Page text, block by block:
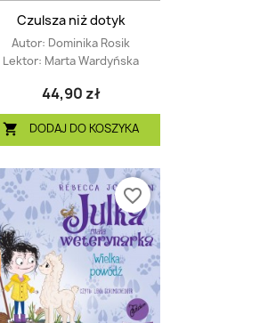
Czulsza niż dotyk
Autor: Dominika Rosik
Lektor: Marta Wardyńska
44,90 zł
 DODAJ DO KOSZYKA
favorite_border